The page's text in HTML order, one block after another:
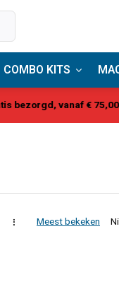
COMBO KITS
Milwaukee Heavy
Meest bekeken